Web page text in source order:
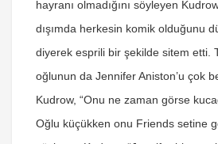
hayranı olmadığını söyleyen
dışımda herkesin komik olduğunu
diyerek esprili bir şekilde sitem etti.
oğlunun da Jennifer Aniston’u çok
Kudrow, “Onu ne zaman görse
Oğlu küçükken onu Friends setine